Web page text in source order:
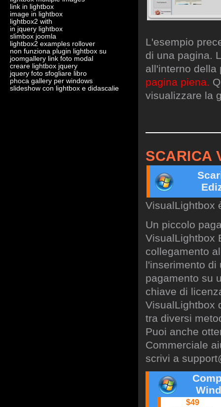
link in lightbox
image in lightbox
lightbox2 with
in jquery lightbox
slimbox joomla
lightbox2 examples rollover
non funziona plugin lightbox su
joomgallery link foto modal
creare lightbox jquery
jquery foto sfogliare libro
phoca gallery per windows
slideshow con lightbox e didascalie
L'esempio
di una pagina.
all'interno
pagina piena.
visualizzare la
SCARICA
VisualLightbox
Un piccolo
VisualLightbox
collegamento
l'inserimento di
pagamento su
chiave di
VisualLightbox
tra diversi
Puoi anche
Commerciale
scrivi a
$49